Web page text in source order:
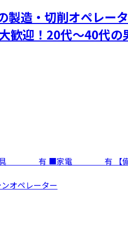
製造・切削オペレ
歓迎！20代～40代の
る ■家具 有 ■家電 有
オペレーター